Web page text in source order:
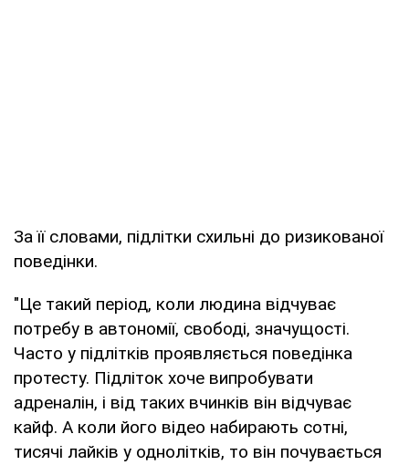
За її словами, підлітки схильні до ризикованої
поведінки.
"Це такий період, коли людина відчуває
потребу в автономії, свободі, значущості.
Часто у підлітків проявляється поведінка
протесту. Підліток хоче випробувати
адреналін, і від таких вчинків він відчуває
кайф. А коли його відео набирають сотні,
тисячі лайків у однолітків, то він почувається